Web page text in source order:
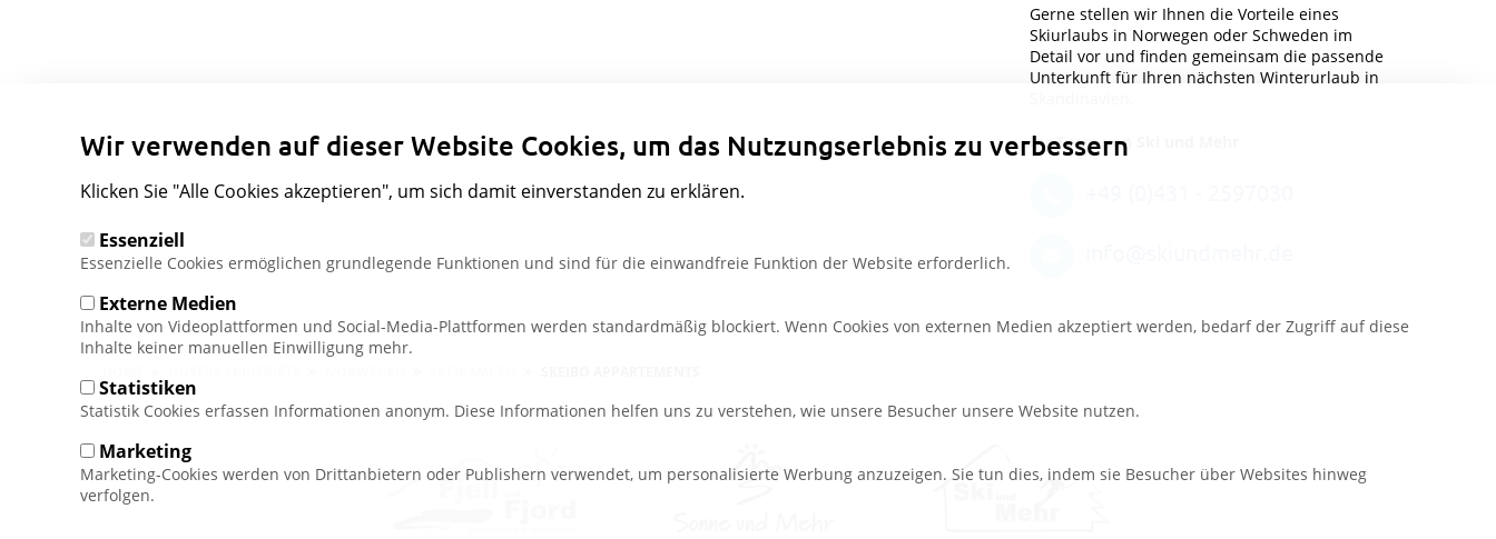
Gerne stellen wir Ihnen die Vorteile eines
Skiurlaubs in Norwegen oder Schweden im
Detail vor und finden gemeinsam die passende
Unterkunft für Ihren nächsten Winterurlaub in
Ihr Team von Ski und Mehr
Pfadnavigation
Wir verwenden auf dieser Website Cookies, um das Nutzungserlebnis zu verbessern
Klicken Sie "Alle Cookies akzeptieren", um sich damit einverstanden zu erklären.
Essenziell
Essenzielle Cookies ermöglichen grundlegende Funktionen und sind für die einwandfreie Funktion der Website erforderlich.
Externe Medien
Inhalte von Videoplattformen und Social-Media-Plattformen werden standardmäßig blockiert. Wenn Cookies von externen Medien akzeptiert werden, bedarf der Zugriff auf diese
Inhalte keiner manuellen Einwilligung mehr.
Statistiken
Statistik Cookies erfassen Informationen anonym. Diese Informationen helfen uns zu verstehen, wie unsere Besucher unsere Website nutzen.
Marketing
Marketing-Cookies werden von Drittanbietern oder Publishern verwendet, um personalisierte Werbung anzuzeigen. Sie tun dies, indem sie Besucher über Websites hinweg
verfolgen.